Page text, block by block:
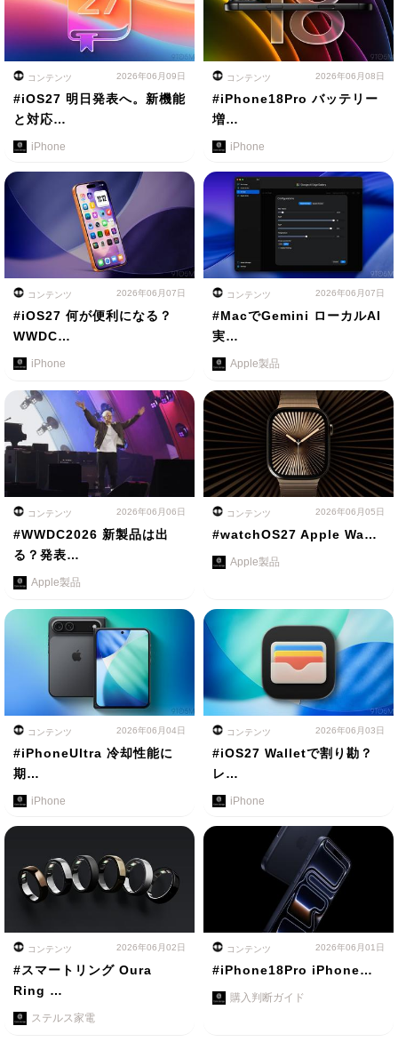
コンテンツ 2026年06月09日
#iOS27 明日発表へ。新機能
と対応…
iPhone
コンテンツ 2026年06月08日
#iPhone18Pro バッテリー
増…
iPhone
コンテンツ 2026年06月07日
#iOS27 何が便利になる？
WWDC…
iPhone
コンテンツ 2026年06月07日
#MacでGemini ローカルAI
実…
Apple製品
コンテンツ 2026年06月06日
#WWDC2026 新製品は出
る？発表…
Apple製品
コンテンツ 2026年06月05日
#watchOS27 Apple Wa…
Apple製品
コンテンツ 2026年06月04日
#iPhoneUltra 冷却性能に
期…
iPhone
コンテンツ 2026年06月03日
#iOS27 Walletで割り勘？
レ…
iPhone
コンテンツ 2026年06月02日
#スマートリング Oura
Ring …
ステルス家電
コンテンツ 2026年06月01日
#iPhone18Pro iPhone…
購入判断ガイド